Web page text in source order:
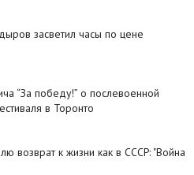
засветил часы по цене
“За победу!” о послевоенной
в Торонто
возврат к жизни как в СССР: "Война